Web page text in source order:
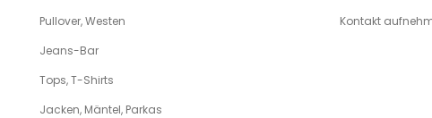
Pullover, Westen
Jeans-Bar
Tops, T-Shirts
Jacken, Mäntel, Parkas
Kontakt